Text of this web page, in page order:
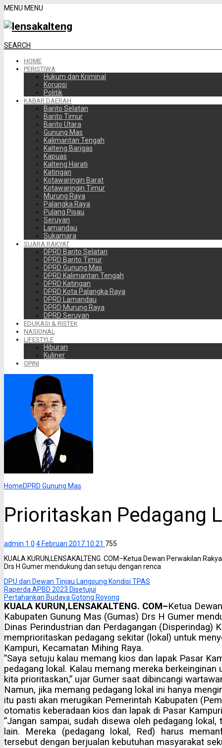
MENU MENU
SEARCH
HOME
PERISTIWA
Hukum dan Kriminal
Korupsi
Politik
KABAR DAERAH
Barito Selatan
Barito Timur
Barito Utara
Gunung Mas
Kalimantan Tengah
Kalteng Barigas
Kapuas
Kalteng Harati
Katingan
Kotawaringin Barat
Kotawaringin Timur
Murung Raya
Palangka Raya
Pulang Pisau
Seruyan
Lamandau
Sukamara
SUARA RAKYAT
DPRD Barito Selatan
DPRD Barito Timur
DPRD Gunung Mas
DPRD Kalimantan Tengah
DPRD Katingan
DPRD Kota Palangka Raya
DPRD Lamandau
DPRD Murung Raya
DPRD Seruyan
EDUKASI & RISTEK
NASIONAL
LIFESTYLE
Hiburan
Kuliner
OPINI
HomeDPRD Gunung Mas
Prioritaskan Pedagang
admin 1 0 4 Februari 2017 10:21 755
KUALA KURUN,LENSAKALTENG. COM–Ketua Dewan Perwakilan
Drs H Gumer mendukung dan setuju dengan renca
DPU dan Dewan Tinjau Langsung Kondisi TPAS
Raperda APBD 2023 Disetujui
Pertahankan Budaya Gotong Royong
KUALA KURUN,LENSAKALTENG. COM–Ketua
Kabupaten Gunung Mas (Gumas) Drs H Gumer
Dinas Perindustrian dan Perdagangan (Disperindag)
memprioritaskan pedagang sekitar (lokal) untuk
Kampuri, Kecamatan Mihing Raya.
”Saya setuju kalau memang kios dan lapak Pasar
pedagang lokal. Kalau memang mereka
kita prioritaskan,” ujar Gumer saat dibincangi
Namun, jika memang pedagang lokal ini hanya
itu pasti akan merugikan Pemerintah Kabupaten
otomatis keberadaan kios dan lapak di Pasar
”Jangan sampai, sudah disewa oleh pedagang
lain. Mereka (pedagang lokal, Red) harus
tersebut dengan berjualan kebutuhan masyarakat